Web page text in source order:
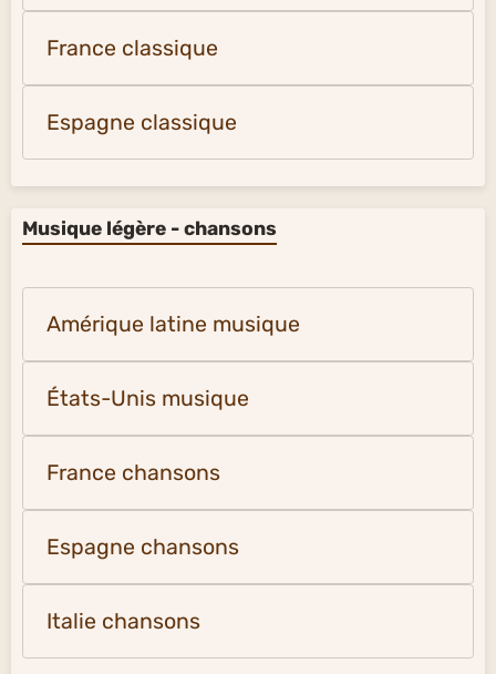
France classique
Espagne classique
Musique légère - chansons
Amérique latine musique
États-Unis musique
France chansons
Espagne chansons
Italie chansons